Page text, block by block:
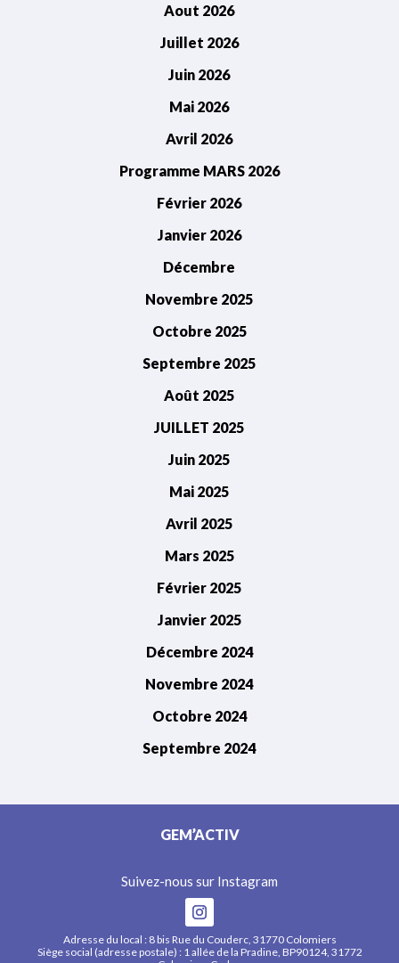
Aout 2026
Juillet 2026
Juin 2026
Mai 2026
Avril 2026
Programme MARS 2026
Février 2026
Janvier 2026
Décembre
Novembre 2025
Octobre 2025
Septembre 2025
Août 2025
JUILLET 2025
Juin 2025
Mai 2025
Avril 2025
Mars 2025
Février 2025
Janvier 2025
Décembre 2024
Novembre 2024
Octobre 2024
Septembre 2024
GEM’ACTIV
Suivez-nous sur Instagram
Adresse du local : 8 bis Rue du Couderc, 31770 Colomiers
Siège social (adresse postale) : 1 allée de la Pradine, BP90124, 31772